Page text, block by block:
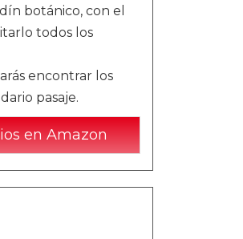
botánico, con el
todos los
encontrar los
pasaje.
en Amazon